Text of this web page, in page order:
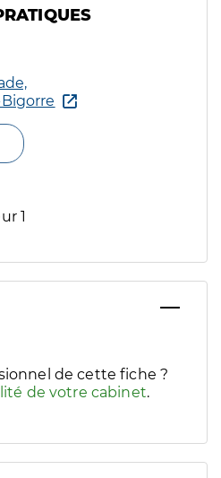
1
handicaps/besoins
de cette fiche ?
de votre cabinet.